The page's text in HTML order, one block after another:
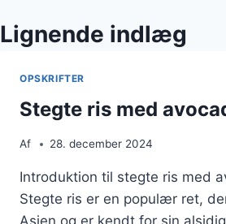
Lignende indlæg
OPSKRIFTER
Stegte ris med
Af 28. december 2024
Introduktion til stegte ris med
Stegte ris er en populær ret,